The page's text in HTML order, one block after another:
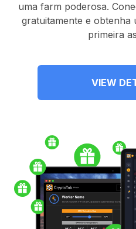
uma farm poderosa.
gratuitamente e obtenha
primeira
VIEW